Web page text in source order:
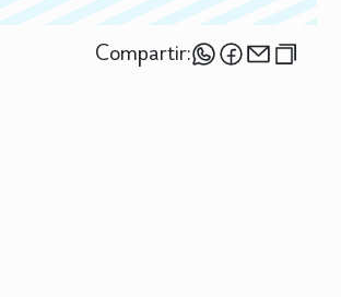
Compartir: